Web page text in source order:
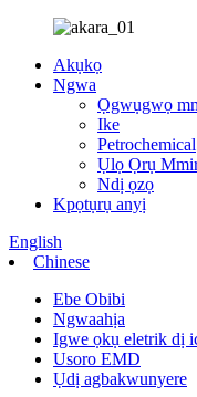
Akụkọ
Ngwa
Ọgwụgwọ
Ike
Petrochemical
Ụlọ Ọrụ
Ndị ọzọ
Kpọtụrụ anyị
English
Chinese
Ebe Obibi
Ngwaahịa
Igwe ọkụ eletrik dị
Usoro EMD
Ụdị agbakwunyere